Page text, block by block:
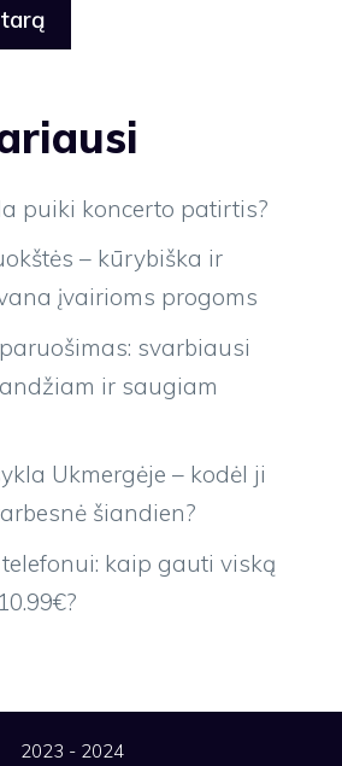
puiki koncerto patirtis?
– kūrybiška ir
įvairioms progoms
svarbiausi
ir saugiam
Ukmergėje – kodėl ji
šiandien?
kaip gauti viską
2023 - 2024